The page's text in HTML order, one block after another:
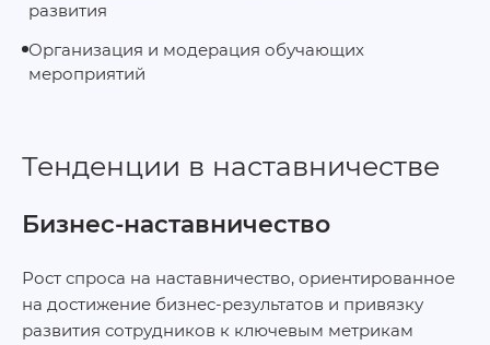
развития
Организация и модерация обучающих
мероприятий
Тенденции в наставничестве
Бизнес-наставничество
Рост спроса на наставничество, ориентированное
на достижение бизнес-результатов и привязку
развития сотрудников к ключевым метрикам